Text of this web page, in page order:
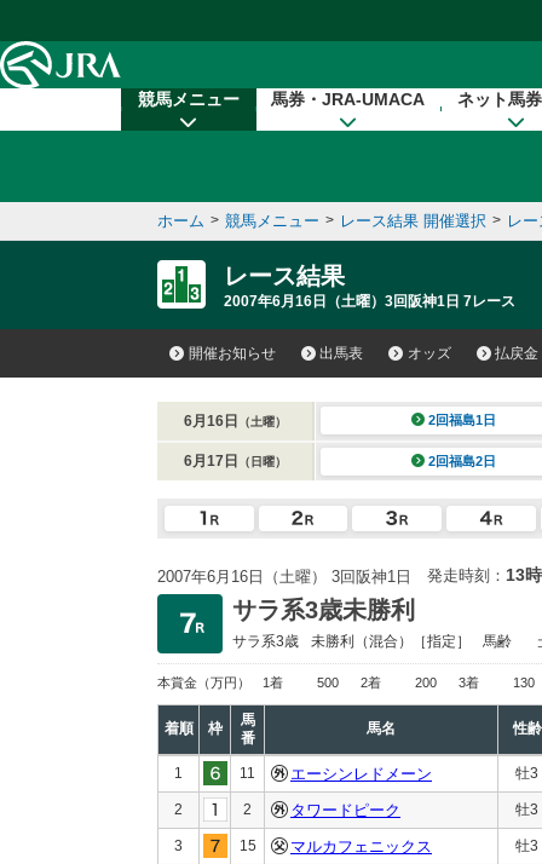
競馬メニュー 馬券・JRA-UMACA ネット馬
ホーム > 競馬メニュー > レース結果 開催選択 > レ
レース結果
2007年6月16日（土曜）3回阪神1日 7レース
開催お知らせ 出馬表 オッズ 払戻金
6月16日 （土曜） 2回福島1日
6月17日 （日曜） 2回福島2日
2007年6月16日（土曜） 3回阪神1日 発走時刻： 13
サラ系3歳未勝利
サラ系3歳 未勝利 （混合）［指定］ 馬齢
本賞金 （万円） 1着 500 2着 200 3着 130
着順 枠
馬
番
馬名 性齢
1 11 エーシンレドメーン 牡3
2 2 タワードピーク 牡3
3 15 マルカフェニックス 牡3